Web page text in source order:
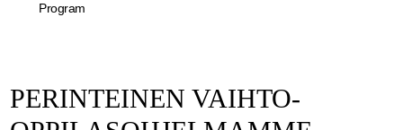
Program
PERINTEINEN VAIHTO-